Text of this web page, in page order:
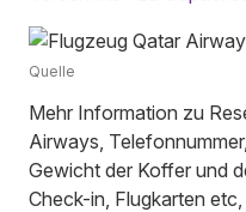
Quelle
Mehr Information zu
Airways,
Gewicht der Koffer und
Check-in, Flugkarten